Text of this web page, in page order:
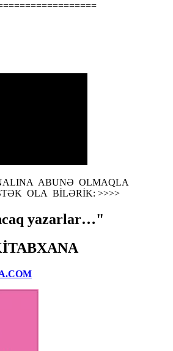
ABUNƏ OLMAQLA
OLA BİLƏRİK: >>>>
yazarlar…"